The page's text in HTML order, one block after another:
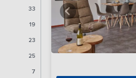
33
19
23
25
7